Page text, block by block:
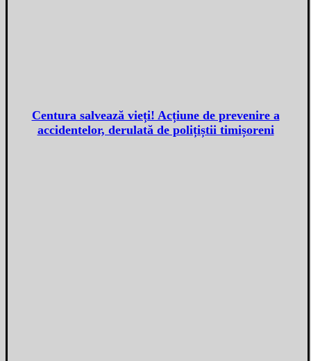
Centura salvează vieți! Acțiune de prevenire a
accidentelor, derulată de polițiștii timișoreni